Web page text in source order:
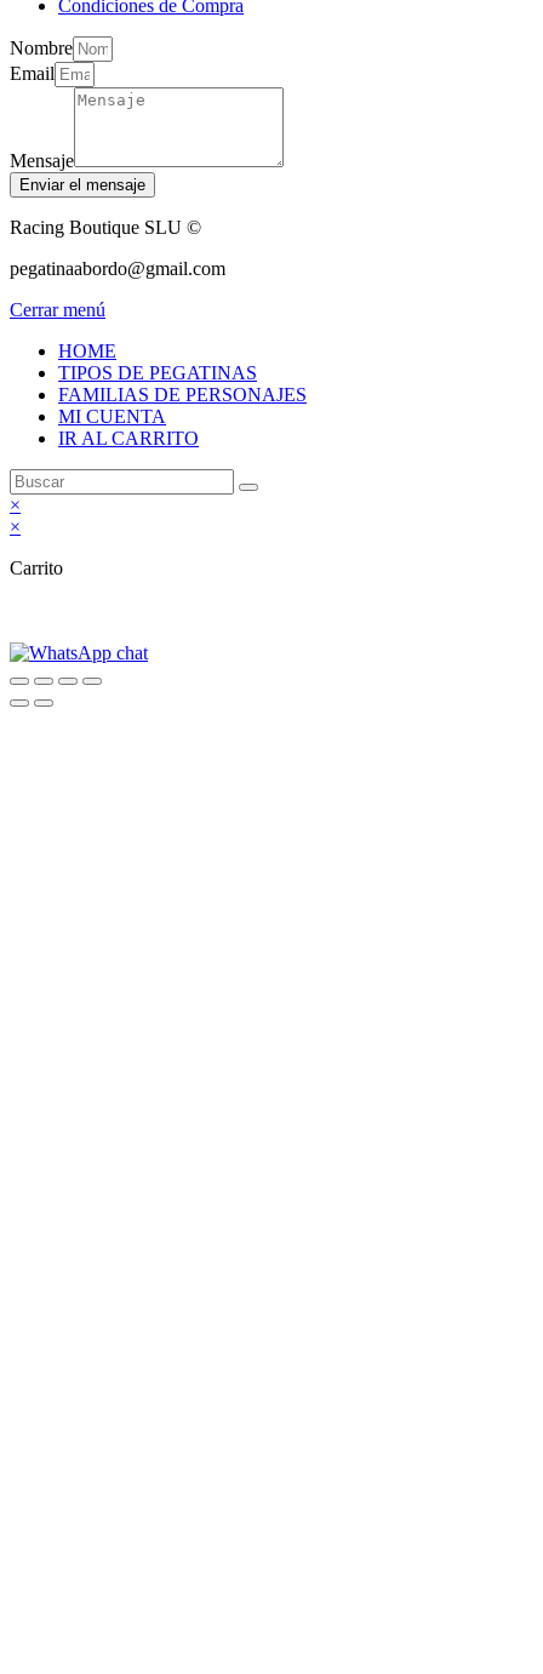
Condiciones de Compra
Nombre
Email
Mensaje
Enviar el mensaje
Racing Boutique SLU ©
pegatinaabordo@gmail.com
Cerrar menú
HOME
TIPOS DE PEGATINAS
FAMILIAS DE PERSONAJES
MI CUENTA
IR AL CARRITO
×
×
Carrito